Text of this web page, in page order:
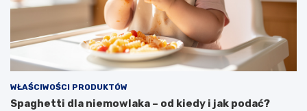
WŁAŚCIWOŚCI PRODUKTÓW
Spaghetti dla niemowlaka – od kiedy i jak podać?